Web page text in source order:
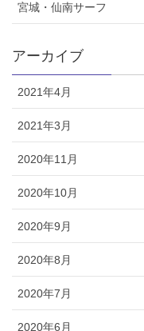
宮城・仙南サーフ
アーカイブ
2021年4月
2021年3月
2020年11月
2020年10月
2020年9月
2020年8月
2020年7月
2020年6月